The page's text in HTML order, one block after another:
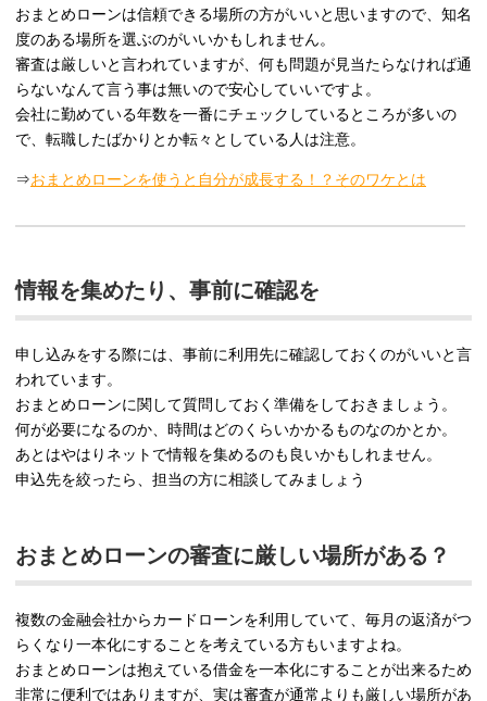
おまとめローンは信頼できる場所の方がいいと思いますので、知名
度のある場所を選ぶのがいいかもしれません。
審査は厳しいと言われていますが、何も問題が見当たらなければ通
らないなんて言う事は無いので安心していいですよ。
会社に勤めている年数を一番にチェックしているところが多いの
で、転職したばかりとか転々としている人は注意。
⇒おまとめローンを使うと自分が成長する！？そのワケとは
情報を集めたり、事前に確認を
申し込みをする際には、事前に利用先に確認しておくのがいいと言
われています。
おまとめローンに関して質問しておく準備をしておきましょう。
何が必要になるのか、時間はどのくらいかかるものなのかとか。
あとはやはりネットで情報を集めるのも良いかもしれません。
申込先を絞ったら、担当の方に相談してみましょう
おまとめローンの審査に厳しい場所がある？
複数の金融会社からカードローンを利用していて、毎月の返済がつ
らくなり一本化にすることを考えている方もいますよね。
おまとめローンは抱えている借金を一本化にすることが出来るため
非常に便利ではありますが、実は審査が通常よりも厳しい場所があ